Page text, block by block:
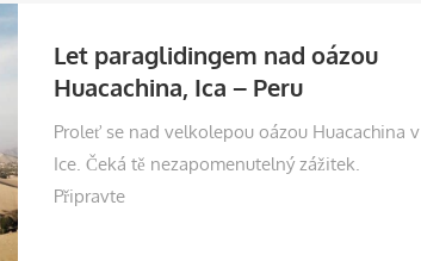
Let paraglidingem nad oázou
Huacachina, Ica – Peru
Proleť se nad velkolepou oázou Huacachina v
Ice. Čeká tě nezapomenutelný zážitek.
Připravte